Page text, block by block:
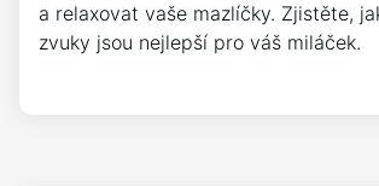
a relaxovat vaše mazlíčky. Zjistěte,
zvuky jsou nejlepší pro váš miláček.